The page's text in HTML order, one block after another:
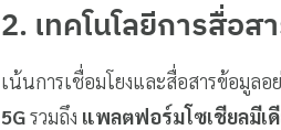
2. เทคโนโลยีการสื่อ
เน้นการเชื่อมโยงและสื่อสารข้อมูลอ
5Gรวมถึง แพลตฟอร์มโซเชียลมีเ